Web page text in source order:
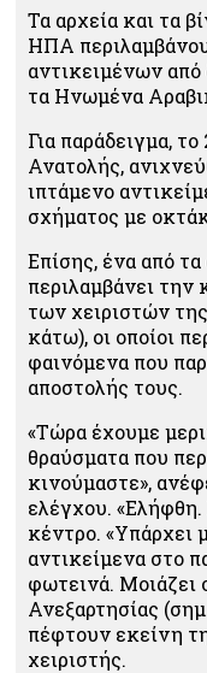
Τα αρχεία και τα
ΗΠΑ
αντικειμένων
τα Ηνωμένα
Για παράδειγμα,
Ανατολής,
ιπτάμενο
σχήματος με
Επίσης, ένα από
περιλαμβάνει
των χειριστών
κάτω), οι οποίοι
φαινόμενα που
αποστολής τους.
«Τώρα έχουμε
θραύσματα που
κινούμαστε»,
ελέγχου.
κέντρο. «Υπάρχει
αντικείμενα στο
φωτεινά. Μοιάζει
Ανεξαρτησίας
πέφτουν εκείνη
χειριστής.